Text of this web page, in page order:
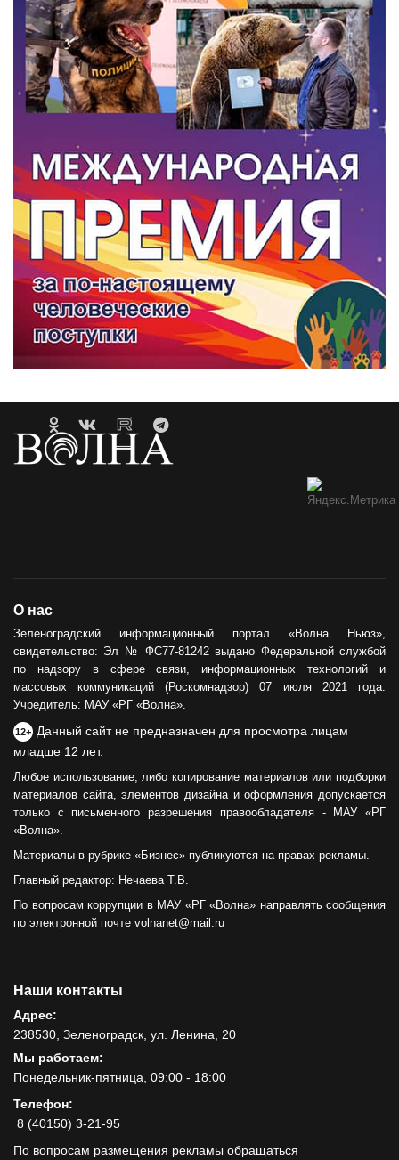
О нас
Зеленоградский информационный портал «Волна Ньюз»,
свидетельство: Эл № ФС77-81242 выдано Федеральной службой
по надзору в сфере связи, информационных технологий и
массовых коммуникаций (Роскомнадзор) 07 июля 2021 года.
Учредитель: МАУ «РГ «Волна».
12+ Данный сайт не предназначен для просмотра лицам
младше 12 лет.
Любое использование, либо копирование материалов или подборки
материалов сайта, элементов дизайна и оформления допускается
только с письменного разрешения правообладателя - МАУ «РГ
«Волна».
Материалы в рубрике «Бизнес» публикуются на правах рекламы.
Главный редактор: Нечаева Т.В.
По вопросам коррупции в МАУ «РГ «Волна» направлять сообщения
по электронной почте volnanet@mail.ru
Наши контакты
Адрес:
238530, Зеленоградск, ул. Ленина, 20
Мы работаем:
Понедельник-пятница, 09:00 - 18:00
Телефон:
8 (40150) 3-21-95
По вопросам размещения рекламы обращаться